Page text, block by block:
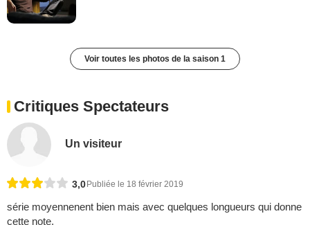
Voir toutes les photos de la saison 1
Critiques Spectateurs
Un visiteur
3,0 Publiée le 18 février 2019
série moyennenent bien mais avec quelques longueurs qui donne
cette note.